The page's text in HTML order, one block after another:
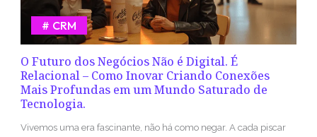
O Futuro dos Negócios Não é Digital. É
Relacional – Como Inovar Criando Conexões
Mais Profundas em um Mundo Saturado de
Tecnologia.
CRM
Vivemos uma era fascinante, não há como negar. A cada piscar